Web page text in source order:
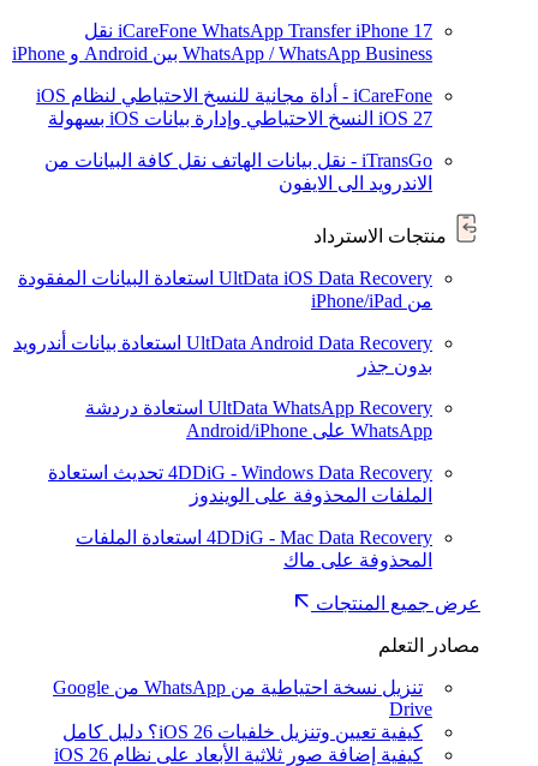
iCareFone WhatsApp TransferiPhone 17
نقل
WhatsApp / WhatsApp Business بين Android و iPhone
iCareFone - أداة مجانية للنسخ الاحتياطي لنظام iOS
iOS 27 النسخ الاحتياطي وإدارة بيانات iOS بسهولة
iTransGo - نقل بيانات الهاتف
نقل كافة البيانات من
الاندرويد الى الايفون
منتجات الاسترداد
UltData iOS Data Recovery استعادة البيانات المفقودة
من iPhone/iPad
UltData Android Data Recovery استعادة بيانات أندرويد
بدون جذر
UltData WhatsApp Recovery استعادة دردشة
WhatsApp على Android/iPhone
4DDiG - Windows Data Recovery تحديث استعادة
الملفات المحذوفة على الويندوز
4DDiG - Mac Data Recovery استعادة الملفات
المحذوفة على ماك
عرض جميع المنتجات
مصادر التعلم
تنزيل نسخة احتياطية من WhatsApp من Google
Drive
كيفية تعيين وتنزيل خلفيات iOS 26؟ دليل كامل
كيفية إضافة صور ثلاثية الأبعاد على نظام iOS 26